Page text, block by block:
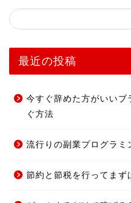
最近の投稿
今すぐ辞めた方がいいブ
ぐ方法
流行りの副業プログラミ
節約と節税を行ってまず